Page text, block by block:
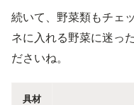
続いて、野菜類もチェ
ネに入れる野菜に迷っ
ださいね。
具材